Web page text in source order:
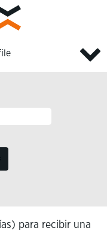
para recibir una